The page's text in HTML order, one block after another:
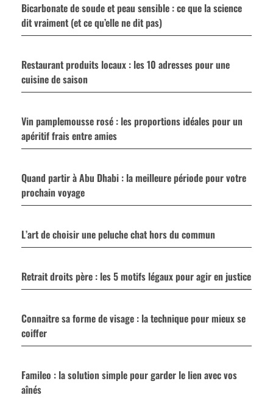
Bicarbonate de soude et peau sensible : ce que la science
dit vraiment (et ce qu’elle ne dit pas)
Restaurant produits locaux : les 10 adresses pour une
cuisine de saison
Vin pamplemousse rosé : les proportions idéales pour un
apéritif frais entre amies
Quand partir à Abu Dhabi : la meilleure période pour votre
prochain voyage
L’art de choisir une peluche chat hors du commun
Retrait droits père : les 5 motifs légaux pour agir en justice
Connaitre sa forme de visage : la technique pour mieux se
coiffer
Famileo : la solution simple pour garder le lien avec vos
aînés